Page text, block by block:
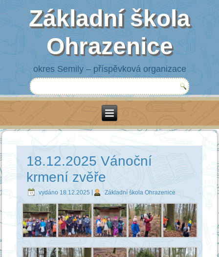
Základní škola
Ohrazenice
okres Semily – příspěvková organizace
18.12.2025 Vánoční
krmení zvěře
vydáno 18.12.2025 Základní škola Ohrazenice